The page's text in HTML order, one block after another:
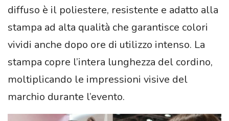
diffuso è il poliestere, resistente e adatto alla
stampa ad alta qualità che garantisce colori
vividi anche dopo ore di utilizzo intenso. La
stampa copre l’intera lunghezza del cordino,
moltiplicando le impressioni visive del
marchio durante l’evento.